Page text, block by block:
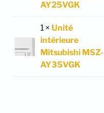
AY25VGK
1 × Unité
intérieure
Mitsubishi MSZ-
AY35VGK